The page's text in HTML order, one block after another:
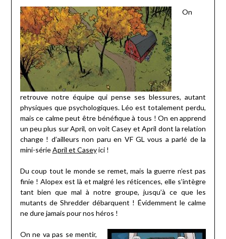
On
retrouve notre équipe qui pense ses blessures, autant
physiques que psychologiques. Léo est totalement perdu,
mais ce calme peut être bénéfique à tous ! On en apprend
un peu plus sur April, on voit Casey et April dont la relation
change ! d’ailleurs non paru en VF GL vous a parlé de la
mini-sérieApril et Caseyici !
Du coup tout le monde se remet, mais la guerre n’est pas
finie ! Alopex est là et malgré les réticences, elle s’intègre
tant bien que mal à notre groupe, jusqu’à ce que les
mutants de Shredder débarquent ! Évidemment le calme
ne dure jamais pour nos héros !
On ne va pas se mentir,